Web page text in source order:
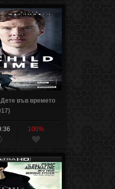
във времето
100%